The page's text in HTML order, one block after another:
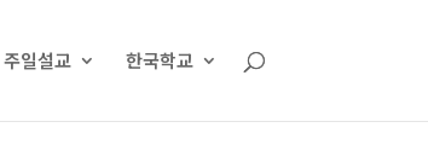
주일설교 한국학교